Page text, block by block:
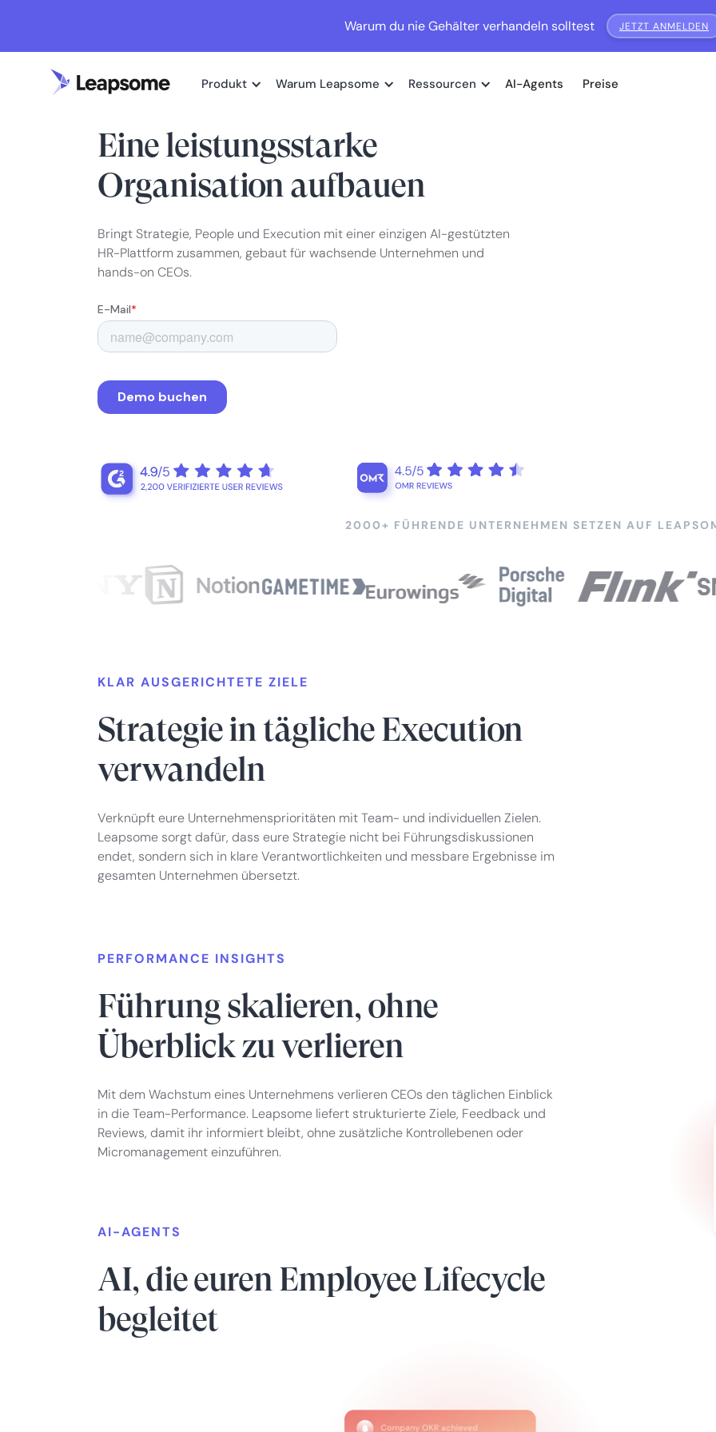
Warum du nie Gehälter verhandeln solltest JETZT ANMELDEN
Produkt Warum Leapsome Ressourcen AI-Agents Preise
HRIS & TALENT SUITE FÜR CEOS
Eine leistungsstarke
Organisation aufbauen
Bringt Strategie, People und Execution mit einer einzigen AI-gestützten
HR-Plattform zusammen, gebaut für wachsende Unternehmen und
hands-on CEOs.
2000+ FÜHRENDE UNTERNEHMEN SETZEN AUF
KLAR AUSGERICHTETE ZIELE
Strategie in tägliche Execution
verwandeln
Verknüpft eure Unternehmensprioritäten mit Team- und individuellen Zielen.
Leapsome sorgt dafür, dass eure Strategie nicht bei Führungsdiskussionen
endet, sondern sich in klare Verantwortlichkeiten und messbare Ergebnisse im
gesamten Unternehmen übersetzt.
PERFORMANCE INSIGHTS
Führung skalieren, ohne
Überblick zu verlieren
Mit dem Wachstum eines Unternehmens verlieren CEOs den täglichen Einblick
in die Team-Performance. Leapsome liefert strukturierte Ziele, Feedback und
Reviews, damit ihr informiert bleibt, ohne zusätzliche Kontrollebenen oder
Micromanagement einzuführen.
AI-AGENTS
AI, die euren Employee Lifecycle
begleitet